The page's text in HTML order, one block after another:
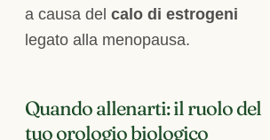
a causa del calo di estrogeni
legato alla menopausa.
Quando allenarti: il ruolo del
tuo orologio biologico